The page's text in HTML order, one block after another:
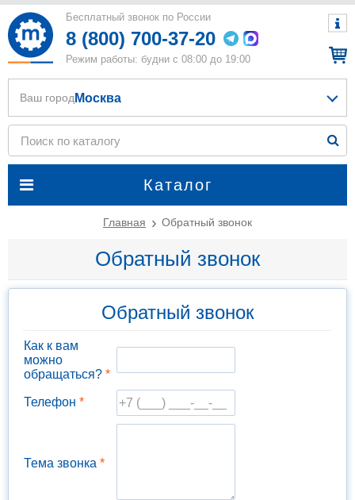
Бесплатный звонок по России
8 (800) 700-37-20
Режим работы: будни с 08:00 до 19:00
Каталог
Ваш город Москва
Главная Обратный звонок
Обратный звонок
Обратный звонок
Как к вам
можно
обращаться? *
Телефон *
Тема звонка *